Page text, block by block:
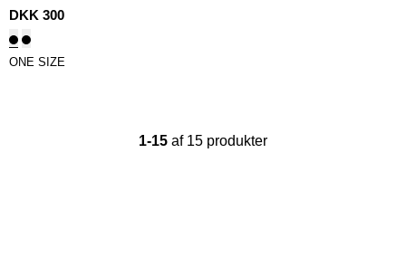
BLACK/BLACK
DKK 300
ONE SIZE
1-15 af 15 produkter